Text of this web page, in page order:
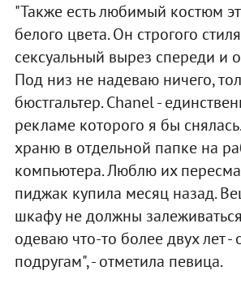
"Также есть любимый костюм
белого цвета. Он строгого
сексуальный вырез спереди и
Под низ не надеваю ничего,
бюстгальтер. Сhanel -
рекламе которого я бы
храню в отдельной папке на
компьютера. Люблю их
пиджак купила месяц назад.
шкафу не должны
одеваю что-то более двух лет -
подругам", - отметила певица.